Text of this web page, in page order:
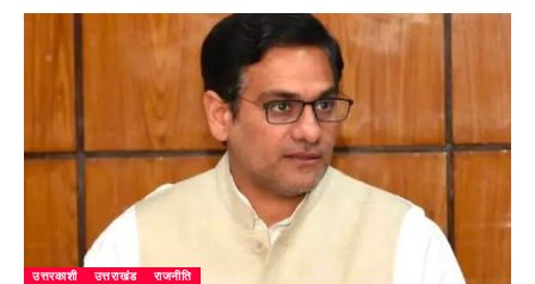
उत्तरकाशी उत्तराखंड राजनीति